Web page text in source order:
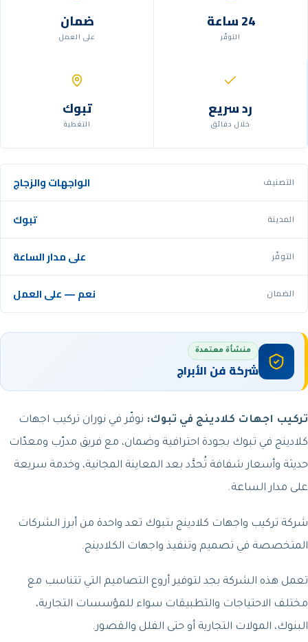
24 ساعة
التوفّر
ضمان
على العمل
رد سريع
خلال دقائق
تبوك
التغطية
التصنيف الواجهات والزجاج
المدينة تبوك
التوفّر على مدار الساعة
الضمان نعم — على العمل
منشأة معتمدة
شركة فن الأبراج
تركيب اجهات كلادينج في تبوك: نوفّر في نوران تركيب اجهات
كلادينج في تبوك بجودة احترافية وضمان، مع فريق مدرّب ومعدّات
حديثة وأسعار شفافة تُحدَّد بعد المعاينة المجانية، وخدمة سريعة
على مدار الساعة.
شركة تركيب واجهات كلادينج بتبوك تعد واحدة من أبرز الشركات
المتخصصة في تصميم وتنفيذ واجهات الكلادينج.
تعمل هذه الشركة بجد لتوفير أروع التصاميم التي تتناسب مع
مختلف الاحتياجات والتطبيقات سواء للمؤسسات التجارية،
البنوك، المولات التجارية أو حتى الفلل والقصور.